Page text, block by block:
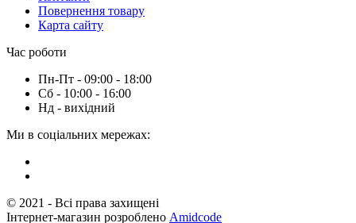
Повернення товару
Карта сайту
Час роботи
Пн-Пт - 09:00 - 18:00
Сб - 10:00 - 16:00
Нд - вихiдний
Ми в соціальних мережах:
© 2021 - Всі права захищені
Інтернет-магазин розроблено Amidcode